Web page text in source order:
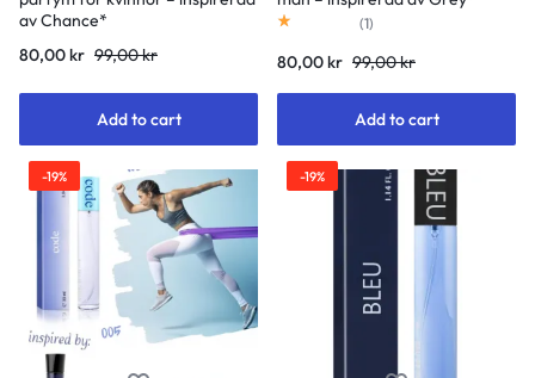
av Chance*
80,00kr 99,00kr
Add to cart
Rated out of 5
(1)
80,00kr 99,00kr
Add to cart
-19% -19%